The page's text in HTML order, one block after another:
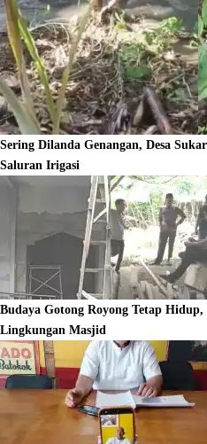
Sering Dilanda Genangan, Desa
Saluran Irigasi
Budaya Gotong Royong Tetap
Lingkungan Masjid